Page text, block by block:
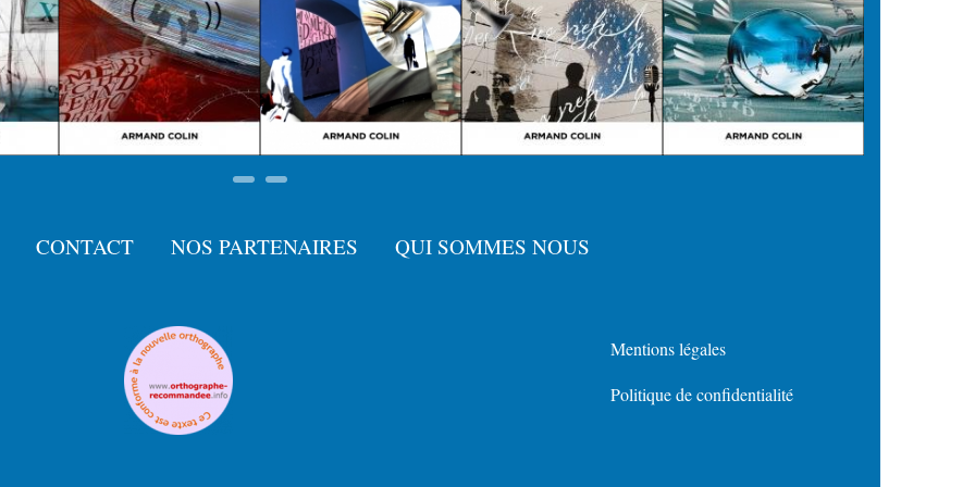
CONTACT NOS PARTENAIRES QUI SOMMES NOUS
Menu
Policy
Mentions légales
Politique de confidentialité